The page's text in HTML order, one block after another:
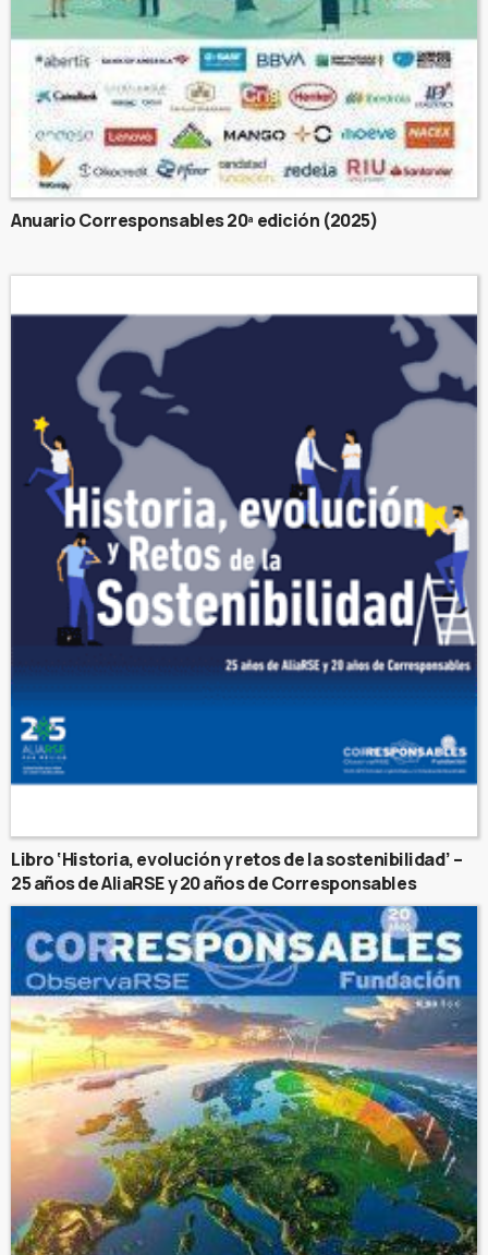
Anuario Corresponsables 20ª edición (2025)
Libro ‘Historia, evolución y retos de la sostenibilidad’ –
25 años de AliaRSE y 20 años de Corresponsables